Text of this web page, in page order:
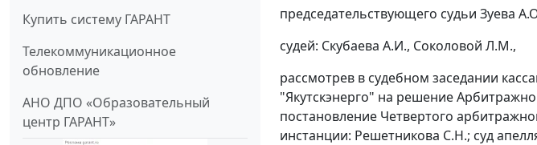
Купить систему ГАРАНТ
Телекоммуникационное
обновление
АНО ДПО «Образовательный
центр ГАРАНТ»
председательствующего судьи Зуева
судей: Скубаева А.И., Соколовой Л.М.,
рассмотрев в судебном заседании
"Якутскэнерго" на решение
постановление Четвертого
инстанции: Решетникова С.Н.; суд